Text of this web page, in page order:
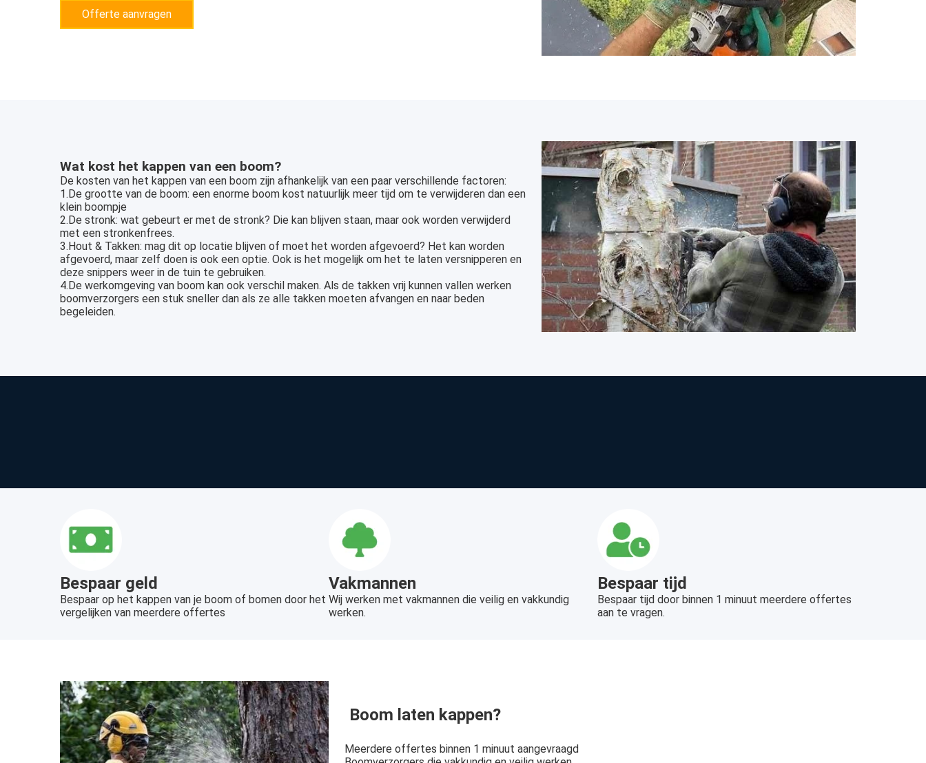
Offerte aanvragen
Wat kost het kappen van een boom?
De kosten van het kappen van een boom zijn afhankelijk van een paar verschillende factoren:
1.De grootte van de boom: een enorme boom kost natuurlijk meer tijd om te verwijderen dan een
klein boompje
2.De stronk: wat gebeurt er met de stronk? Die kan blijven staan, maar ook worden verwijderd
met een stronkenfrees.
3.Hout & Takken: mag dit op locatie blijven of moet het worden afgevoerd? Het kan worden
afgevoerd, maar zelf doen is ook een optie. Ook is het mogelijk om het te laten versnipperen en
deze snippers weer in de tuin te gebruiken.
4.De werkomgeving van boom kan ook verschil maken. Als de takken vrij kunnen vallen werken
boomverzorgers een stuk sneller dan als ze alle takken moeten afvangen en naar beden
begeleiden.
Bespaar geld
Bespaar op het kappen van je boom of bomen door het
vergelijken van meerdere offertes
Vakmannen
Wij werken met vakmannen die veilig en vakkundig
werken.
Bespaar tijd
Bespaar tijd door binnen 1 minuut meerdere offertes
aan te vragen.
Boom laten kappen?
Meerdere offertes binnen 1 minuut aangevraagd